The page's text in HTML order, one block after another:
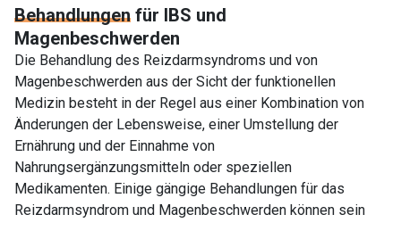
Behandlungen für IBS und
Magenbeschwerden
Die Behandlung des Reizdarmsyndroms und von
Magenbeschwerden aus der Sicht der funktionellen
Medizin besteht in der Regel aus einer Kombination von
Änderungen der Lebensweise, einer Umstellung der
Ernährung und der Einnahme von
Nahrungsergänzungsmitteln oder speziellen
Medikamenten. Einige gängige Behandlungen für das
Reizdarmsyndrom und Magenbeschwerden können sein